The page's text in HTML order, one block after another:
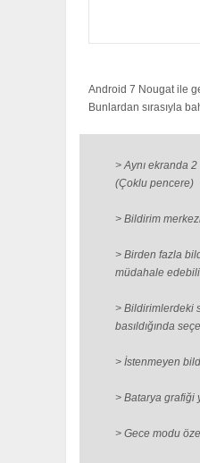
Android 7 Nougat ile
Bunlardan sırasıyla
> Aynı ekranda 2
(Çoklu pencere)
> Bildirim
> Birden fazla
müdahale
> Bildirimlerdeki
basıldığında
> İstenmeyen
> Batarya grafiği
> Gece modu